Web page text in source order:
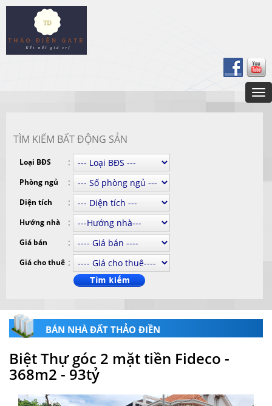
TÌM KIẾM BẤT ĐỘNG SẢN
Loại BĐS :
Phòng ngủ :
Diện tích :
Hướng nhà :
Giá bán :
Giá cho thuê :
BÁN NHÀ ĐẤT THẢO ĐIỀN
Biệt Thự góc 2 mặt tiền Fideco -
368m2 - 93tỷ